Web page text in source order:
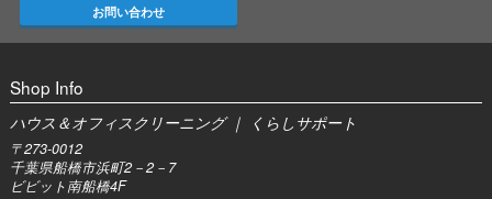
お問い合わせ
Shop Info
ハウス＆オフィスクリーニング ｜ くらしサポート
〒273-0012
千葉県船橋市浜町2－2－7
ビビット南船橋4F